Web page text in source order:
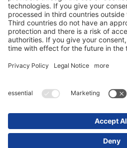
Protecţia datelorCaseta lucrării /
© 2025 Schmitz Cargobull. All